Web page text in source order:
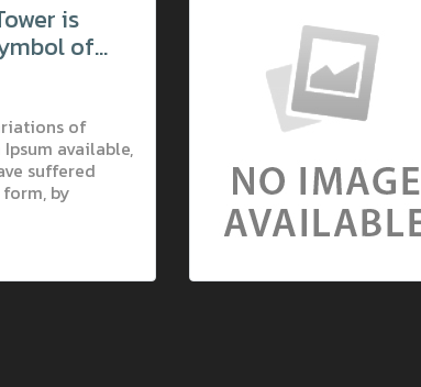
is
of
of history
of
of
available,
suffered
by
Lorem Ipsum,